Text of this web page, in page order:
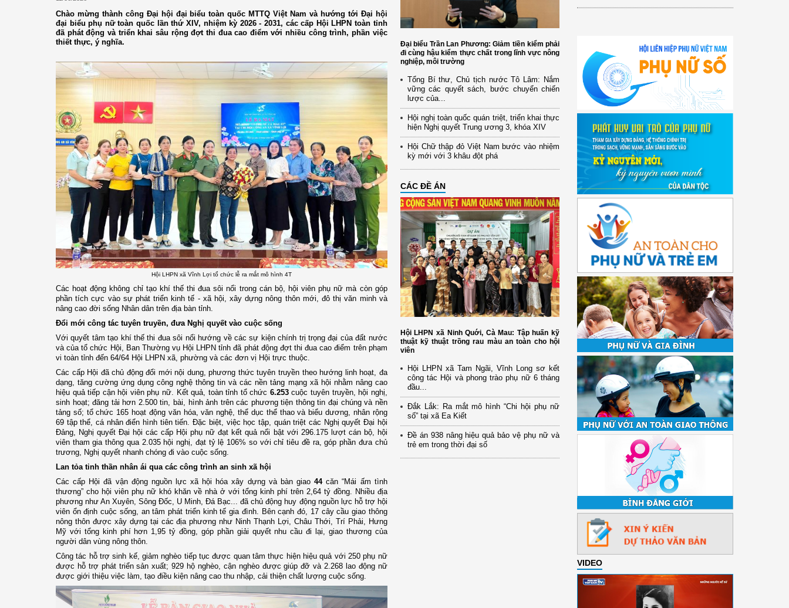
Chào mừng thành công Đại hội đại biểu toàn quốc MTTQ Việt Nam và hướng tới Đại hội
đại biểu phụ nữ toàn quốc lần thứ XIV, nhiệm kỳ 2026 - 2031, các cấp Hội LHPN toàn tỉnh
đã phát động và triển khai sâu rộng đợt thi đua cao điểm với nhiều công trình, phần việc
thiết thực, ý nghĩa.
Hội LHPN xã Vĩnh Lợi tổ chức lễ ra mắt mô hình 4T
Các hoạt động không chỉ tạo khí thế thi đua sôi nổi trong cán bộ, hội viên phụ nữ mà còn góp
phần tích cực vào sự phát triển kinh tế - xã hội, xây dựng nông thôn mới, đô thị văn minh và
nâng cao đời sống Nhân dân trên địa bàn tỉnh.
Đổi mới công tác tuyên truyền, đưa Nghị quyết vào cuộc sống
Với quyết tâm tạo khí thế thi đua sôi nổi hướng về các sự kiện chính trị trọng đại của đất nước
và của tổ chức Hội, Ban Thường vụ Hội LHPN tỉnh đã phát động đợt thi đua cao điểm trên phạm
vi toàn tỉnh đến 64/64 Hội LHPN xã, phường và các đơn vị Hội trực thuộc.
Các cấp Hội đã chủ động đổi mới nội dung, phương thức tuyên truyền theo hướng linh hoạt, đa
dạng, tăng cường ứng dụng công nghệ thông tin và các nền tảng mạng xã hội nhằm nâng cao
hiệu quả tiếp cận hội viên phụ nữ. Kết quả, toàn tỉnh tổ chức 6.253cuộc tuyên truyền, hội nghị,
sinh hoạt; đăng tải hơn 2.500 tin, bài, hình ảnh trên các phương tiện thông tin đại chúng và nền
tảng số; tổ chức 165 hoạt động văn hóa, văn nghệ, thể dục thể thao và biểu dương, nhân rộng
69 tập thể, cá nhân điển hình tiên tiến. Đặc biệt, việc học tập, quán triệt các Nghị quyết Đại hội
Đảng, Nghị quyết Đại hội các cấp Hội phụ nữ đạt kết quả nổi bật với 296.175 lượt cán bộ, hội
viên tham gia thông qua 2.035 hội nghị, đạt tỷ lệ 106% so với chỉ tiêu đề ra, góp phần đưa chủ
trương, Nghị quyết nhanh chóng đi vào cuộc sống.
Lan tỏa tinh thần nhân ái qua các công trình an sinh xã hội
Các cấp Hội đã vận động nguồn lực xã hội hóa xây dựng và bàn giao44căn “Mái ấm tình
thương” cho hội viên phụ nữ khó khăn về nhà ở với tổng kinh phí trên 2,64 tỷ đồng. Nhiều địa
phương như An Xuyên, Sông Đốc, U Minh, Đá Bạc... đã chủ động huy động nguồn lực hỗ trợ hội
viên ổn định cuộc sống, an tâm phát triển kinh tế gia đình. Bên cạnh đó, 17 cây cầu giao thông
nông thôn được xây dựng tại các địa phương như Ninh Thạnh Lợi, Châu Thới, Trí Phải, Hưng
Mỹ với tổng kinh phí hơn 1,95 tỷ đồng, góp phần giải quyết nhu cầu đi lại, giao thương của
người dân vùng nông thôn.
Công tác hỗ trợ sinh kế, giảm nghèo tiếp tục được quan tâm thực hiện hiệu quả với 250 phụ nữ
được hỗ trợ phát triển sản xuất; 929 hộ nghèo, cận nghèo được giúp đỡ và 2.268 lao động nữ
được giới thiệu việc làm, tạo điều kiện nâng cao thu nhập, cải thiện chất lượng cuộc sống.
Đại biểu Trần Lan Phương: Giảm tiền kiểm phải
đi cùng hậu kiểm thực chất trong lĩnh vực nông
nghiệp, môi trường
Tổng Bí thư, Chủ tịch nước Tô Lâm: Nắm
vững các quyết sách, bước chuyển chiến
lược của...
Hội nghị toàn quốc quán triệt, triển khai thực
hiện Nghị quyết Trung ương 3, khóa XIV
Hội Chữ thập đỏ Việt Nam bước vào nhiệm
kỳ mới với 3 khâu đột phá
CÁC ĐỀ ÁN
Hội LHPN xã Ninh Quới, Cà Mau: Tập huấn kỹ
thuật kỹ thuật trồng rau màu an toàn cho hội
viên
Hội LHPN xã Tam Ngãi, Vĩnh Long sơ kết
công tác Hội và phong trào phụ nữ 6 tháng
đầu...
Đắk Lắk: Ra mắt mô hình “Chi hội phụ nữ
số” tại xã Ea Kiết
Đề án 938 nâng hiệu quả bảo vệ phụ nữ và
trẻ em trong thời đại số
VIDEO